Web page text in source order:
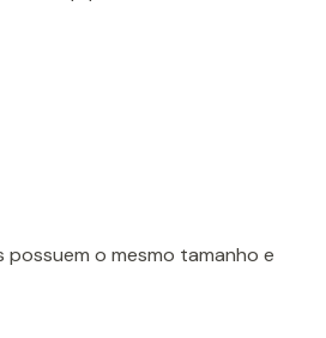
possuem o mesmo tamanho e